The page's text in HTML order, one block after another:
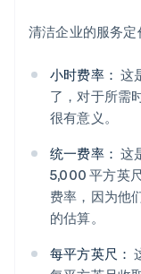
清洁企业的服务定
小时费率： 这
了，对于所需
很有意义。
统一费率： 这
5,000 平方英
费率，因为他
的估算。
每平方英尺：